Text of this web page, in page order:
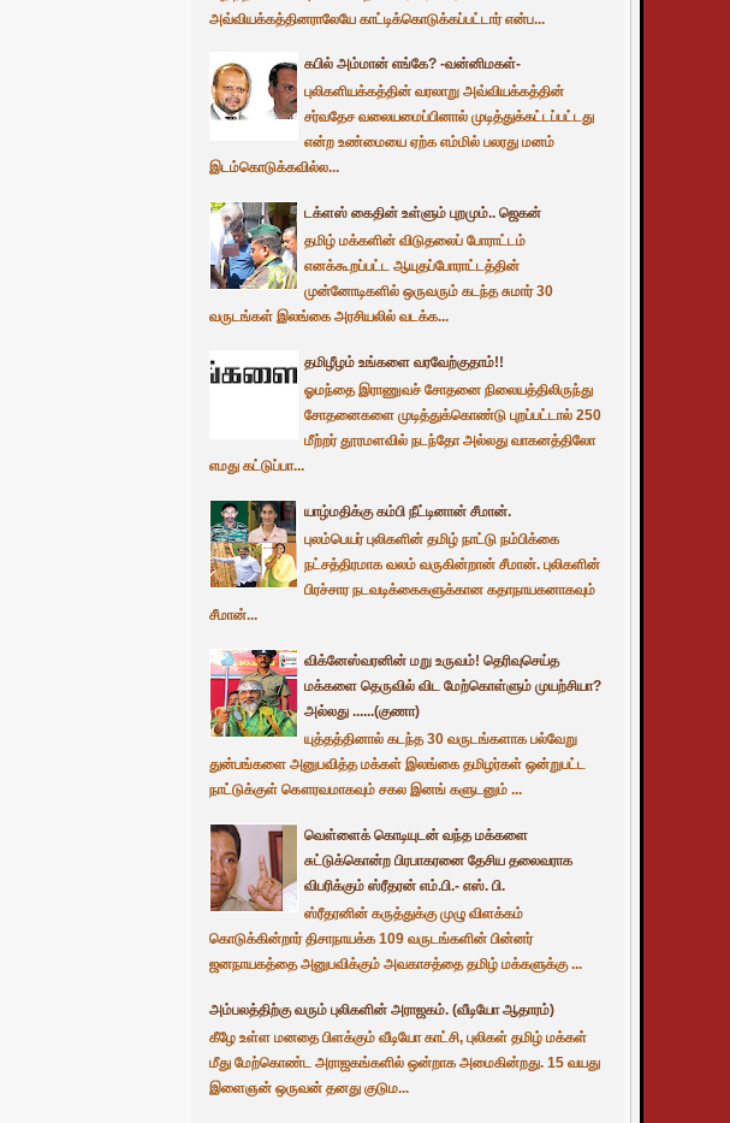
அவ்வியக்கத்தினராலேயே காட்டிக்கொடுக்கப்பட்டார் என்ப...
கபில் அம்மான் எங்கே? -வன்னிமகள்-
புலிகளியக்கத்தின் வரலாறு அவ்வியக்கத்தின்
சர்வதேச வலையமைப்பினால் முடித்துக்கட்டப்பட்டது
என்ற உண்மையை ஏற்க எம்மில் பலரது மனம்
இடம்கொடுக்கவில்ல...
டக்ளஸ் கைதின் உள்ளும் புறமும்.. ஜெகன்
தமிழ் மக்களின் விடுதலைப் போராட்டம்
எனக்கூறப்பட்ட ஆயுதப்போராட்டத்தின்
முன்னோடிகளில் ஒருவரும் கடந்த சுமார் 30
வருடங்கள் இலங்கை அரசியலில் வடக்க...
தமிழீழம் உங்களை வரவேற்குதாம்!!
ஓமந்தை இராணுவச் சோதனை நிலையத்திலிருந்து
சோதனைகளை முடித்துக்கொண்டு புறப்பட்டால் 250
மீற்றர் தூரமளவில் நடந்தோ அல்லது வாகனத்திலோ
எமது கட்டுப்பா...
யாழ்மதிக்கு கம்பி நீட்டினான் சீமான்.
புலம்பெயர் புலிகளின் தமிழ் நாட்டு நம்பிக்கை
நட்சத்திரமாக வலம் வருகின்றான் சீமான். புலிகளின்
பிரச்சார நடவடிக்கைகளுக்கான கதாநாயகனாகவும்
சீமான்...
விக்னேஸ்வரனின் மறு உருவம்! தெரிவுசெய்த
மக்களை தெருவில் விட மேற்கொள்ளும் முயற்சியா?
அல்லது ......(குணா)
யுத்தத்தினால் கடந்த 30 வருடங்களாக பல்வேறு
துன்பங்களை அனுபவித்த மக்கள் இலங்கை தமிழர்கள் ஒன்றுபட்ட
நாட்டுக்குள் கௌரவமாகவும் சகல இனங் களுடனும் ...
வெள்ளைக் கொடியுடன் வந்த மக்களை
சுட்டுக்கொன்ற பிரபாகரனை தேசிய தலைவராக
விபரிக்கும் ஸ்ரீதரன் எம்.பி.- எஸ். பி.
ஸ்ரீதரனின் கருத்துக்கு முழு விளக்கம்
கொடுக்கின்றார் திசாநாயக்க 109 வருடங்களின் பின்னர்
ஜனநாயகத்தை அனுபவிக்கும் அவகாசத்தை தமிழ் மக்களுக்கு ...
அம்பலத்திற்கு வரும் புலிகளின் அராஜகம். (வீடியோ ஆதாரம்)
கீழே உள்ள மனதை பிளக்கும் வீடியோ காட்சி, புலிகள் தமிழ் மக்கள்
மீது மேற்கொண்ட அராஜகங்களில் ஒன்றாக அமைகின்றது. 15 வயது
இளைஞன் ஒருவன் தனது குடும...